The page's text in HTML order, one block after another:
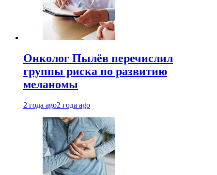
Онколог Пылёв перечислил
группы риска по развитию
меланомы
2 года ago2 года ago